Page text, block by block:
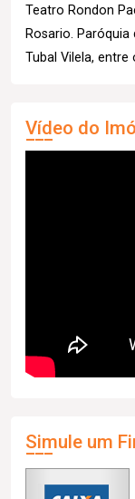
Teatro Rondon
Rosario.
Tubal Vilela, entre
Vídeo do
Simule um